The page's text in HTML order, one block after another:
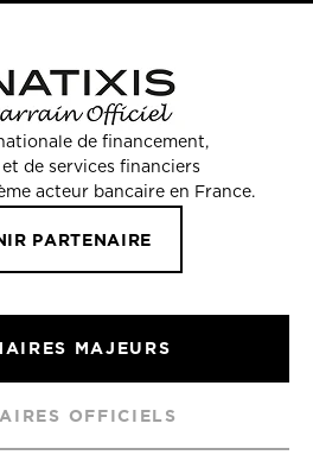
de financement,
et de services financiers
acteur bancaire en France.
PARTENAIRE
MAJEURS
OFFICIELS